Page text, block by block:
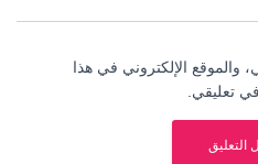
والموقع الإلكتروني في هذا
تعليقي.